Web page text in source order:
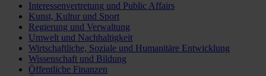
Interessenvertretung und Public Affairs
Kunst, Kultur und Sport
Regierung und Verwaltung
Umwelt und Nachhaltigkeit
Wirtschaftliche, Soziale und Humanitäre Entwicklung
Wissenschaft und Bildung
Öffentliche Finanzen